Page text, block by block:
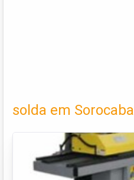
solda em Sorocaba